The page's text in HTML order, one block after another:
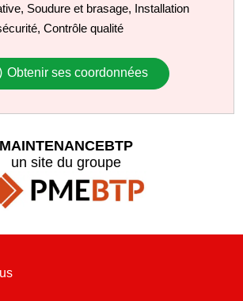
Soudure et brasage, Installation
Contrôle qualité
Obtenir ses coordonnées
MAINTENANCEBTP
un site du groupe